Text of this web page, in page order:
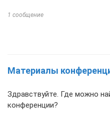
1 сообщение
Материалы
Здравствуйте. Где можно
конференции?